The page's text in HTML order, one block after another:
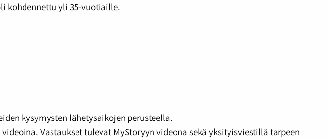
kohdennettu yli 35-vuotiaille.
kysymysten lähetysaikojen perusteella.
Vastaukset tulevat MyStoryyn videona sekä yksityisviestillä tarpeen